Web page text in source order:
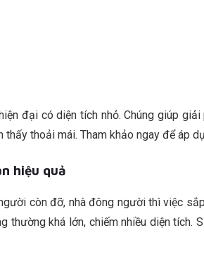
đại có diện tích nhỏ. Chúng giúp
thoải mái. Tham khảo ngay để áp
hiệu quả
còn đỡ, nhà đông người thì việc
thường khá lớn, chiếm nhiều diện